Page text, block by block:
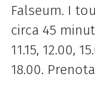
Falseum. I
circa 45
11.15, 12.00,
18.00.